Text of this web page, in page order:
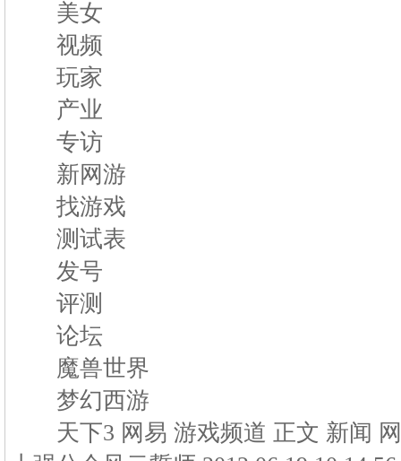
美女
视频
玩家
产业
专访
新网游
找游戏
测试表
发号
评测
论坛
魔兽世界
梦幻西游
天下3 网易 游戏频道 正文 新闻 网